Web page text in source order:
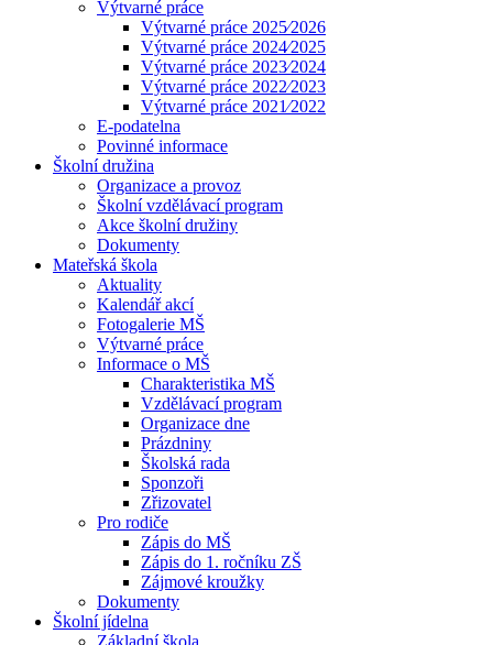
Výtvarné práce
Výtvarné práce 2025⁄2026
Výtvarné práce 2024⁄2025
Výtvarné práce 2023⁄2024
Výtvarné práce 2022⁄2023
Výtvarné práce 2021⁄2022
E-podatelna
Povinné informace
Školní družina
Organizace a provoz
Školní vzdělávací program
Akce školní družiny
Dokumenty
Mateřská škola
Aktuality
Kalendář akcí
Fotogalerie MŠ
Výtvarné práce
Informace o MŠ
Charakteristika MŠ
Vzdělávací program
Organizace dne
Prázdniny
Školská rada
Sponzoři
Zřizovatel
Pro rodiče
Zápis do MŠ
Zápis do 1. ročníku ZŠ
Zájmové kroužky
Dokumenty
Školní jídelna
Základní škola